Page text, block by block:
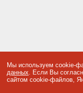
Мы используем cookie-
данных. Если Вы
сайтом cookie-файлов,